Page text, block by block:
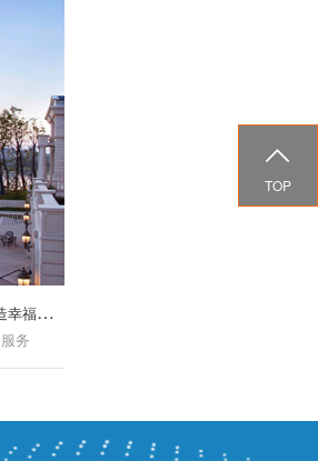

TOP
之城
务